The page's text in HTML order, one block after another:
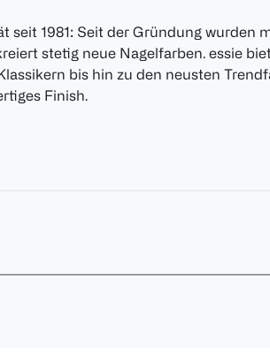
seit 1981: Seit der Gründung wurden
stetig neue Nagelfarben. essie
bis hin zu den neusten
Finish.